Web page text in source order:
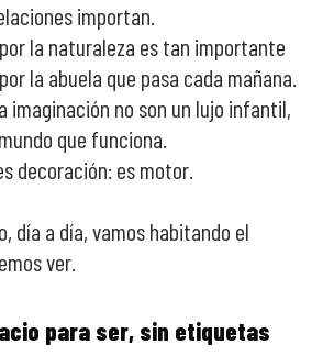
importan.
la naturaleza es tan importante
la abuela que pasa cada mañana.
imaginación no son un lujo infantil,
que funciona.
decoración: es motor.
día a día, vamos habitando el
ver.
para ser, sin etiquetas